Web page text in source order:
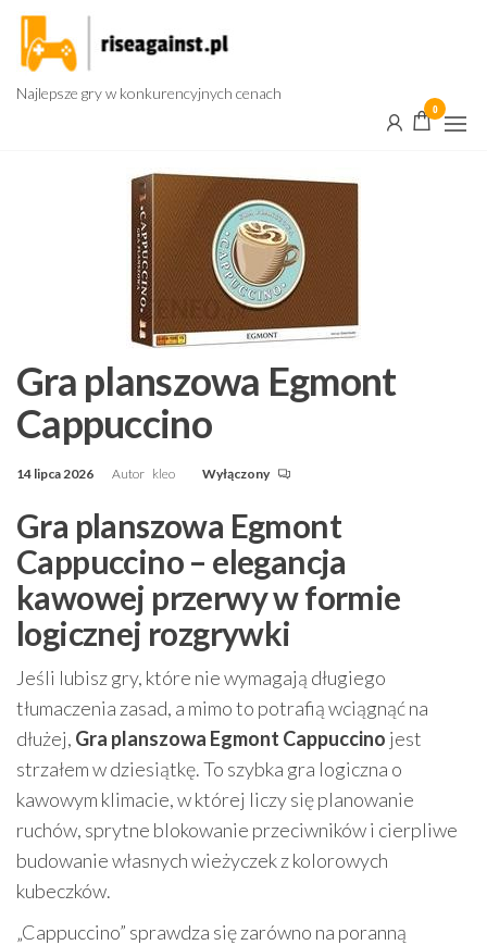
Przejdź
treści
Najlepsze gry w konkurencyjnych cenach
0
Gra planszowa Egmont
Cappuccino
14 lipca 2026 Autor kleo Wyłączony
Gra planszowa Egmont
Cappuccino – elegancja
kawowej przerwy w formie
logicznej rozgrywki
Jeśli lubisz gry, które nie wymagają długiego
tłumaczenia zasad, a mimo to potrafią wciągnąć na
dłużej, Gra planszowa Egmont Cappuccino jest
strzałem w dziesiątkę. To szybka gra logiczna o
kawowym klimacie, w której liczy się planowanie
ruchów, sprytne blokowanie przeciwników i cierpliwe
budowanie własnych wieżyczek z kolorowych
kubeczków.
„Cappuccino” sprawdza się zarówno na poranną